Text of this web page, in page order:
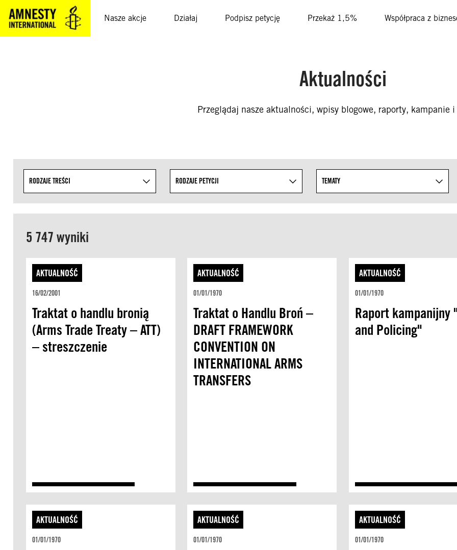
TREŚCI
Nasze akcje Działaj Podpisz petycję Przekaż 1,5% Współpraca z
Aktualności
Przeglądaj nasze aktualności, wpisy blogowe, raporty, kampanie
Uściślaj wyniki wyszukiwania, określając tematy z listy dostępnych taksonomii.
RODZAJE TREŚCI RODZAJE PETYCJI TEMATY
5 747 wyniki
AKTUALNOŚĆ
16/02/2001
Traktat o handlu bronią
(Arms Trade Treaty – ATT)
– streszczenie
AKTUALNOŚĆ
01/01/1970
Traktat o Handlu Broń –
DRAFT FRAMEWORK
CONVENTION ON
INTERNATIONAL ARMS
TRANSFERS
AKTUALNOŚĆ
01/01/1970
Raport kampanijny
and Policing"
AKTUALNOŚĆ
01/01/1970
AKTUALNOŚĆ
01/01/1970
AKTUALNOŚĆ
01/01/1970